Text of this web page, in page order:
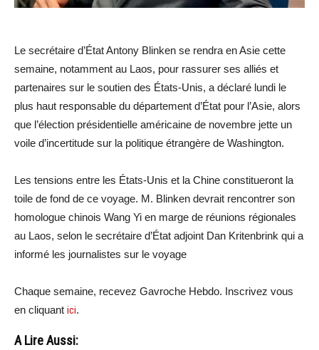
Le secrétaire d’État Antony Blinken se rendra en Asie cette
semaine, notamment au Laos, pour rassurer ses alliés et
partenaires sur le soutien des États-Unis, a déclaré lundi le
plus haut responsable du département d’État pour l’Asie, alors
que l’élection présidentielle américaine de novembre jette un
voile d’incertitude sur la politique étrangère de Washington.
Les tensions entre les États-Unis et la Chine constitueront la
toile de fond de ce voyage. M. Blinken devrait rencontrer son
homologue chinois Wang Yi en marge de réunions régionales
au Laos, selon le secrétaire d’État adjoint Dan Kritenbrink qui a
informé les journalistes sur le voyage
Chaque semaine, recevez Gavroche Hebdo. Inscrivez vous
en cliquant ici.
A Lire Aussi: